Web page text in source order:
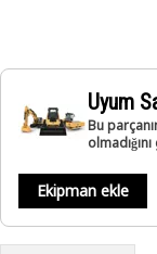
Uyum
Bu
Ekipman ekle